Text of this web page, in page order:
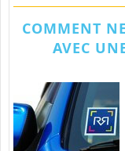
COMMENT
AVEC